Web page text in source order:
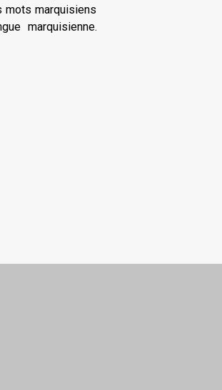
mots marquisiens
marquisienne.